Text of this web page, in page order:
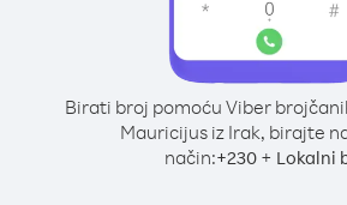
Birati broj pomoću Viber
Mauricijus iz Irak, birajte
način:+230 + Lokalni